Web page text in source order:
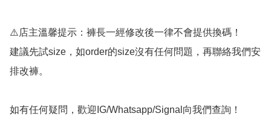
⚠️店主溫馨提示：褲長一經修改後一律不會提供換碼！
建議先試size，如order的size沒有任何問題，再聯絡我們安
排改褲。
如有任何疑問，歡迎IG/Whatsapp/Signal向我們查詢！